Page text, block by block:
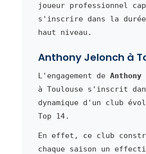
joueur professionnel
s'inscrire dans la
haut niveau.
Anthony Jelonch à
L'engagement de Anthony
à Toulouse s'inscrit
dynamique d'un club
Top 14.
En effet, ce club
chaque saison un